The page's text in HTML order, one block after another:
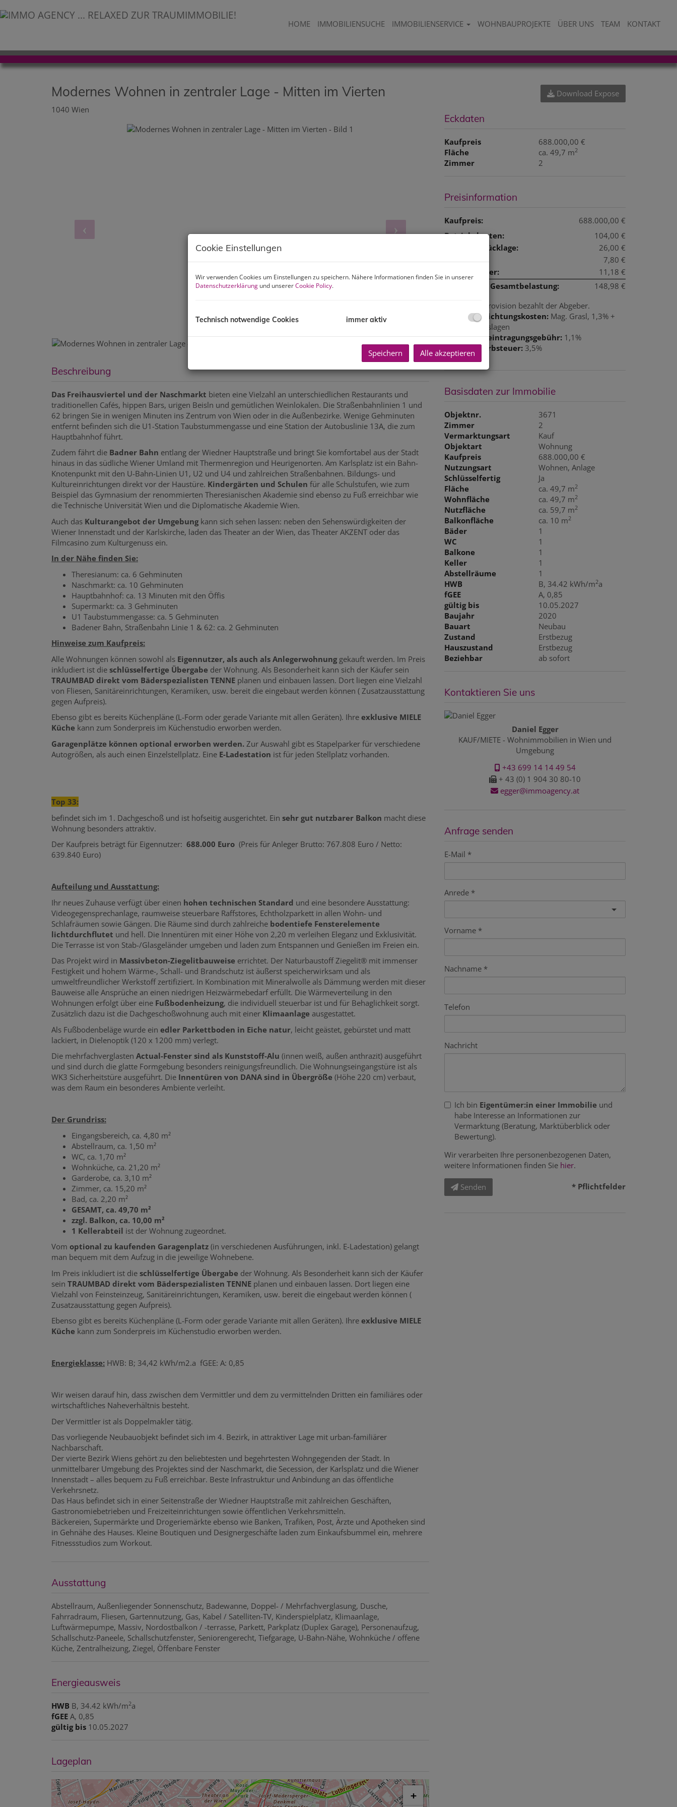
HOME IMMOBILIENSUCHE IMMOBILIENSERVICE WOHNBAUPROJEKTE ÜBER UNS TEAM KONTAKT
Modernes Wohnen in zentraler Lage - Mitten im Vierten
1040 Wien
Beschreibung
Das Freihausviertel und der Naschmarkt bieten eine Vielzahl an unterschiedlichen Restaurants und
traditionellen Cafés, hippen Bars, urigen Beisln und gemütlichen Weinlokalen. Die Straßenbahnlinien 1 und
62 bringen Sie in wenigen Minuten ins Zentrum von Wien oder in die Außenbezirke. Wenige Gehminuten
entfernt befinden sich die U1-Station Taubstummengasse und eine Station der Autobuslinie 13A, die zum
Hauptbahnhof führt.
Zudem fährt die Badner Bahn entlang der Wiedner Hauptstraße und bringt Sie komfortabel aus der Stadt
hinaus in das südliche Wiener Umland mit Thermenregion und Heurigenorten. Am Karlsplatz ist ein Bahn-
Knotenpunkt mit den U-Bahn-Linien U1, U2 und U4 und zahlreichen Straßenbahnen. Bildungs- und
Kultureinrichtungen direkt vor der Haustüre. Kindergärten und Schulen für alle Schulstufen, wie zum
Beispiel das Gymnasium der renommierten Theresianischen Akademie sind ebenso zu Fuß erreichbar wie
die Technische Universität Wien und die Diplomatische Akademie Wien.
Auch das Kulturangebot der Umgebung kann sich sehen lassen: neben den Sehenswürdigkeiten der
Wiener Innenstadt und der Karlskirche, laden das Theater an der Wien, das Theater AKZENT oder das
Filmcasino zum Kulturgenuss ein.
In der Nähe finden Sie:
Theresianum: ca. 6 Gehminuten
Naschmarkt: ca. 10 Gehminuten
Hauptbahnhof: ca. 13 Minuten mit den Öffis
Supermarkt: ca. 3 Gehminuten
U1 Taubstummengasse: ca. 5 Gehminuten
Badener Bahn, Straßenbahn Linie 1 & 62: ca. 2 Gehminuten
Hinweise zum Kaufpreis:
Alle Wohnungen können sowohl als Eigennutzer, als auch als Anlegerwohnung gekauft werden. Im Preis
inkludiert ist die schlüsselfertige Übergabe der Wohnung. Als Besonderheit kann sich der Käufer sein
TRAUMBAD direkt vom Bäderspezialisten TENNE planen und einbauen lassen. Dort liegen eine Vielzahl
von Fliesen, Sanitäreinrichtungen, Keramiken, usw. bereit die eingebaut werden können ( Zusatzausstattung
gegen Aufpreis).
Ebenso gibt es bereits Küchenpläne (L-Form oder gerade Variante mit allen Geräten). Ihre exklusive MIELE
Küche kann zum Sonderpreis im Küchenstudio erworben werden.
Garagenplätze können optional erworben werden. Zur Auswahl gibt es Stapelparker für verschiedene
Autogrößen, als auch einen Einzelstellplatz. Eine E-Ladestation ist für jeden Stellplatz vorhanden.
Top 33:
befindet sich im 1. Dachgeschoß und ist hofseitig ausgerichtet. Ein sehr gut nutzbarer Balkon macht diese
Wohnung besonders attraktiv.
Der Kaufpreis beträgt für Eigennutzer: 688.000 Euro (Preis für Anleger Brutto: 767.808 Euro / Netto:
639.840 Euro)
Aufteilung und Ausstattung:
Ihr neues Zuhause verfügt über einen hohen technischen Standard und eine besondere Ausstattung:
Videogegensprechanlage, raumweise steuerbare Raffstores, Echtholzparkett in allen Wohn- und
Schlafräumen sowie Gängen. Die Räume sind durch zahlreiche bodentiefe Fensterelemente
lichtdurchflutet und hell. Die Innentüren mit einer Höhe von 2,20 m verleihen Eleganz und Exklusivität.
Die Terrasse ist von Stab-/Glasgeländer umgeben und laden zum Entspannen und Genießen im Freien ein.
Das Projekt wird in Massivbeton-Ziegelitbauweise errichtet. Der Naturbaustoff Ziegelit® mit immenser
Festigkeit und hohem Wärme-, Schall- und Brandschutz ist äußerst speicherwirksam und als
umweltfreundlicher Werkstoff zertifiziert. In Kombination mit Mineralwolle als Dämmung werden mit dieser
Bauweise alle Ansprüche an einen niedrigen Heizwärmebedarf erfüllt. Die Wärmeverteilung in den
Wohnungen erfolgt über eine Fußbodenheizung, die individuell steuerbar ist und für Behaglichkeit sorgt.
Zusätzlich dazu ist die Dachgeschoßwohnung auch mit einer Klimaanlage ausgestattet.
Als Fußbodenbeläge wurde ein edler Parkettboden in Eiche natur, leicht geästet, gebürstet und matt
lackiert, in Dielenoptik (120 x 1200 mm) verlegt.
Die mehrfachverglasten Actual-Fenster sind als Kunststoff-Alu (innen weiß, außen anthrazit) ausgeführt
und sind durch die glatte Formgebung besonders reinigungsfreundlich. Die Wohnungseingangstüre ist als
WK3 Sicherheitstüre ausgeführt. Die Innentüren von DANA sind in Übergröße (Höhe 220 cm) verbaut,
was dem Raum ein besonderes Ambiente verleiht.
Der Grundriss:
Eingangsbereich, ca. 4,80 m²
Abstellraum, ca. 1,50 m²
WC, ca. 1,70 m²
Wohnküche, ca. 21,20 m²
Garderobe, ca. 3,10 m²
Zimmer, ca. 15,20 m²
Bad, ca. 2,20 m²
GESAMT, ca. 49,70 m²
zzgl. Balkon, ca. 10,00 m²
1 Kellerabteil ist der Wohnung zugeordnet.
Vom optional zu kaufenden Garagenplatz (in verschiedenen Ausführungen, inkl. E-Ladestation) gelangt
man bequem mit dem Aufzug in die jeweilige Wohnebene.
Im Preis inkludiert ist die schlüsselfertige Übergabe der Wohnung. Als Besonderheit kann sich der Käufer
sein TRAUMBAD direkt vom Bäderspezialisten TENNE planen und einbauen lassen. Dort liegen eine
Vielzahl von Feinsteinzeug, Sanitäreinrichtungen, Keramiken, usw. bereit die eingebaut werden können (
Zusatzausstattung gegen Aufpreis).
Ebenso gibt es bereits Küchenpläne (L-Form oder gerade Variante mit allen Geräten). Ihre exklusive MIELE
Küche kann zum Sonderpreis im Küchenstudio erworben werden.
Energieklasse: HWB: B; 34,42 kWh/m2.a fGEE: A: 0,85
Wir weisen darauf hin, dass zwischen dem Vermittler und dem zu vermittelnden Dritten ein familiäres oder
wirtschaftliches Naheverhältnis besteht.
Der Vermittler ist als Doppelmakler tätig.
Das vorliegende Neubauobjekt befindet sich im 4. Bezirk, in attraktiver Lage mit urban-familiärer
Nachbarschaft.
Der vierte Bezirk Wiens gehört zu den beliebtesten und begehrtesten Wohngegenden der Stadt. In
unmittelbarer Umgebung des Projektes sind der Naschmarkt, die Secession, der Karlsplatz und die Wiener
Innenstadt – alles bequem zu Fuß erreichbar. Beste Infrastruktur und Anbindung an das öffentliche
Verkehrsnetz.
Das Haus befindet sich in einer Seitenstraße der Wiedner Hauptstraße mit zahlreichen Geschäften,
Gastronomiebetrieben und Freizeiteinrichtungen sowie öffentlichen Verkehrsmitteln.
Bäckereien, Supermärkte und Drogeriemärkte ebenso wie Banken, Trafiken, Post, Ärzte und Apotheken sind
in Gehnähe des Hauses. Kleine Boutiquen und Designergeschäfte laden zum Einkaufsbummel ein, mehrere
Fitnessstudios zum Workout.
Ausstattung
Abstellraum Außenliegender Sonnenschutz Badewanne Doppel- / Mehrfachverglasung Dusche
Fahrradraum Fliesen Gartennutzung Gas Kabel / Satelliten-TV Kinderspielplatz Klimaanlage
Luftwärmepumpe Massiv Nordostbalkon / -terrasse Parkett Parkplatz (Duplex Garage) Personenaufzug
Schallschutz-Paneele Schallschutzfenster Seniorengerecht Tiefgarage U-Bahn-Nähe Wohnküche / offene
Küche Zentralheizung Ziegel Öffenbare Fenster
Energieausweis
HWB B, 34.42 kWh/m2a
fGEE A, 0,85
gültig bis 10.05.2027
Lageplan
+
Download Expose
Eckdaten
Kaufpreis
688.000,00 €
Fläche
ca. 49,7 m2
Zimmer 2
Preisinformation
Kaufpreis:
688.000,00 €
Betriebskosten:
104,00 €
Reparaturrücklage:
26,00 €
Liftkosten:
7,80 €
Umsatzsteuer:
11,18 €
monatliche Gesamtbelastung:
148,98 €
Provision bezahlt der Abgeber.
Vertragserrichtungskosten: Mag. Grasl, 1,3% +
USt. + Barauslagen
Grundbucheintragungsgebühr: 1,1%
Grunderwerbsteuer: 3,5%
Basisdaten zur Immobilie
Objektnr.
3671
Zimmer
2
Vermarktungsart
Kauf
Objektart
Wohnung
Kaufpreis
688.000,00 €
Nutzungsart
Wohnen Anlage
Schlüsselfertig
Ja
Fläche
ca. 49,7 m2
Wohnfläche ca. 49,7 m2
Nutzfläche ca. 59,7 m2
Balkonfläche ca. 10 m2
Bäder
1
WC
1
Balkone
1
Keller
1
Abstellräume
1
HWB
B, 34.42 kWh/m2a
fGEE
A, 0,85
gültig bis
10.05.2027
Baujahr
2020
Bauart
Neubau
Zustand
Erstbezug
Hauszustand
Erstbezug
Beziehbar
ab sofort
Kontaktieren Sie uns
Daniel Egger
KAUF/MIETE - Wohnimmobilien in Wien und
Umgebung
+43 699 14 14 49 54
+ 43 (0) 1 904 30 80-10
egger@immoagency.at
Anfrage senden
E-Mail
Anrede
Vorname
Nachname
Telefon
Nachricht
Ich bin Eigentümer:in einer Immobilie und
habe Interesse an Informationen zur
Vermarktung (Beratung, Marktüberblick oder
Bewertung).
Wir verarbeiten Ihre personenbezogenen Daten,
weitere Informationen finden Sie hier.
Senden * Pflichtfelder
Cookie Einstellungen
Wir verwenden Cookies um Einstellungen zu speichern. Nähere Informationen finden Sie in unserer
Datenschutzerklärung und unsererCookie Policy.
Technisch notwendige Cookies immer aktiv
Speichern Alle akzeptieren